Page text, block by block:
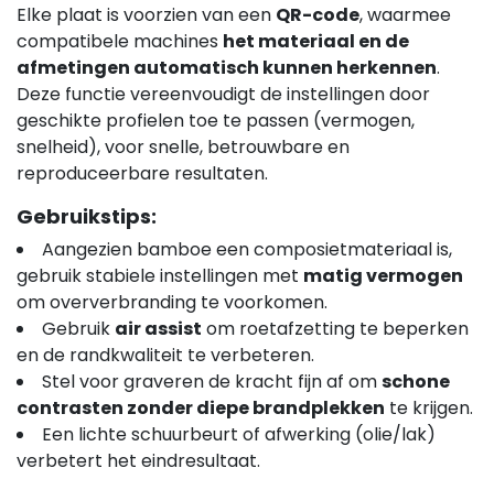
Elke plaat is voorzien van een QR-code, waarmee
compatibele machines het materiaal en de
afmetingen automatisch kunnen herkennen.
Deze functie vereenvoudigt de instellingen door
geschikte profielen toe te passen (vermogen,
snelheid), voor snelle, betrouwbare en
reproduceerbare resultaten.
Gebruikstips:
Aangezien bamboe een composietmateriaal is,
gebruik stabiele instellingen met matig vermogen
om oververbranding te voorkomen.
Gebruik air assist om roetafzetting te beperken
en de randkwaliteit te verbeteren.
Stel voor graveren de kracht fijn af omschone
contrasten zonder diepe brandplekken te krijgen.
Een lichte schuurbeurt of afwerking (olie/lak)
verbetert het eindresultaat.